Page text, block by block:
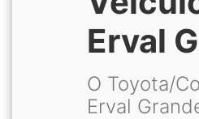
Erval
O Toyota/
Erval